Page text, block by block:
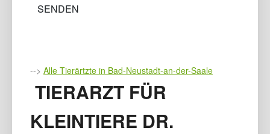
--> Alle Tierärtzte in Bad-Neustadt-an-der-Saale
TIERARZT FÜR
KLEINTIERE DR.